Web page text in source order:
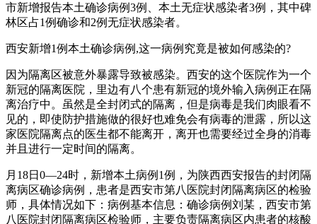
市新增报告本土确诊病例3例、本土无症状感染者3例，其中碑
林区占1例确诊和2例无症状感染者。
西安新增1例本土确诊病例,这一病例究竟是被如何感染的?
因为隔离区被意外暴露导致被感染。西安的这个医院作为一个
新冠的隔离医院，里边有八个患有新冠的境外输入病例正在隔
离治疗中。虽然是全封闭式的隔离，但是病毒是我们肉眼看不
见的，即使防护措施做的很好也难免会有病毒的泄露，所以这
家医院隔离点的医生都不能离开，离开也需要经过全身的消毒
并且进行一定时间的隔离。
月18日0—24时，新增本土病例1例，为陕西西安报告的封闭隔
离病区确诊病例，患者是西安市第八医院封闭隔离病区的检验
师，具体情况如下：病例基本信息：确诊病例刘某，西安市第
八医院封闭隔离病区检验师，主要负责隔离病区内患者的核酸